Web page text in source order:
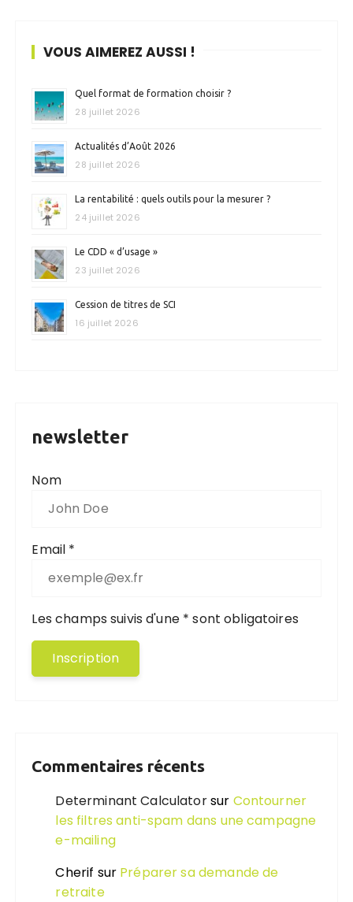
VOUS AIMEREZ AUSSI !
Quel format de formation choisir ?
28 juillet 2026
Actualités d’Août 2026
28 juillet 2026
La rentabilité : quels outils pour la mesurer ?
24 juillet 2026
Le CDD « d’usage »
23 juillet 2026
Cession de titres de SCI
16 juillet 2026
newsletter
Nom
Email *
Les champs suivis d'une * sont obligatoires
Commentaires récents
Determinant Calculatorsur Contourner
les filtres anti-spam dans une campagne
e-mailing
Cherif sur Préparer sa demande de
retraite